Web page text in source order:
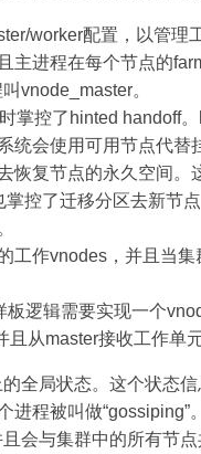
worker配置，以管理
主进程在每个节点的
vnode_master。
掌控了hinted handoff
统会使用可用节点代替
恢复节点的永久空间。
控了迁移分区去新节
工作vnodes，并且当
逻辑需要实现一个
从master接收工作单元
全局状态。这个状态
程被叫做“gossiping”。
会与集群中的所有节